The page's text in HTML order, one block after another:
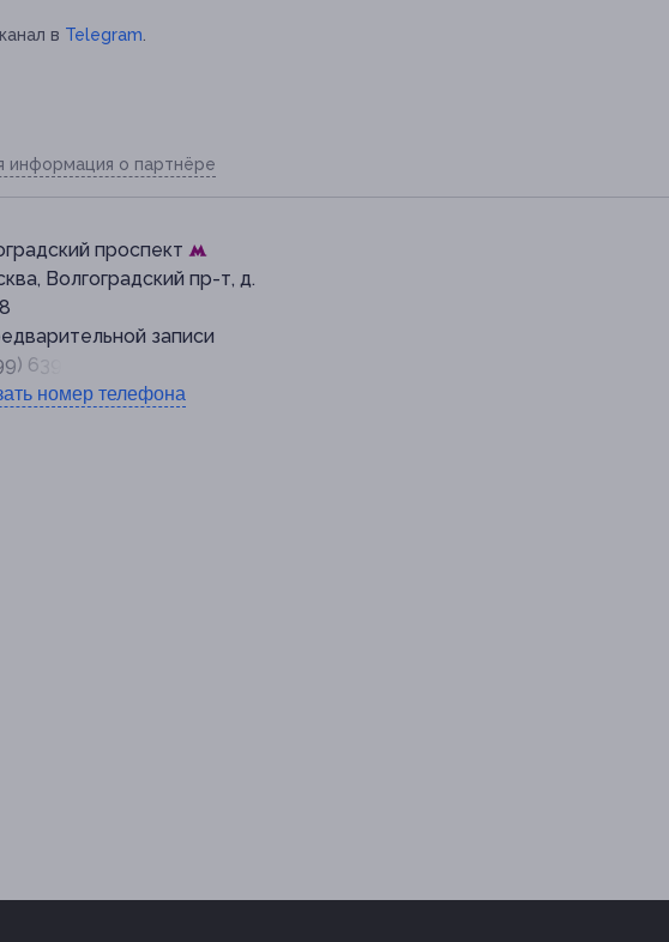
в Telegram
информация о партнёре
проспект
Волгоградский пр-т, д.
записи
639-85-14
номер телефона